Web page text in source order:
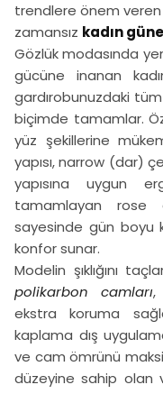
trendlere önem veren
zamansız kadın
Gözlük modasında
gücüne inanan
gardırobunuzdaki
biçimde tamamlar.
yüz şekillerine
yapısı, narrow (dar)
yapısına uygun
tamamlayan rose
sayesinde gün boyu
konfor sunar.
Modelin şıklığını
polikarbon camları,
ekstra koruma
kaplama dış
ve cam ömrünü
düzeyine sahip olan